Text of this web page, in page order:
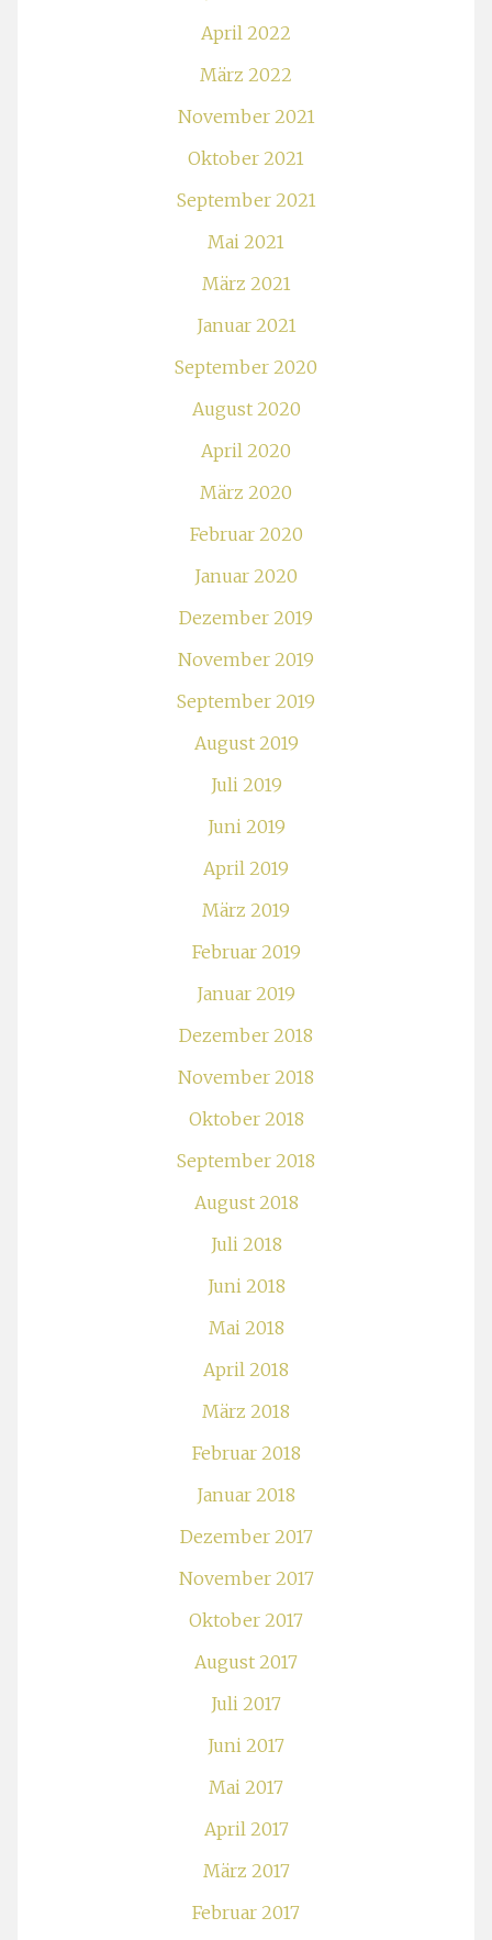
April 2022
März 2022
November 2021
Oktober 2021
September 2021
Mai 2021
März 2021
Januar 2021
September 2020
August 2020
April 2020
März 2020
Februar 2020
Januar 2020
Dezember 2019
November 2019
September 2019
August 2019
Juli 2019
Juni 2019
April 2019
März 2019
Februar 2019
Januar 2019
Dezember 2018
November 2018
Oktober 2018
September 2018
August 2018
Juli 2018
Juni 2018
Mai 2018
April 2018
März 2018
Februar 2018
Januar 2018
Dezember 2017
November 2017
Oktober 2017
August 2017
Juli 2017
Juni 2017
Mai 2017
April 2017
März 2017
Februar 2017